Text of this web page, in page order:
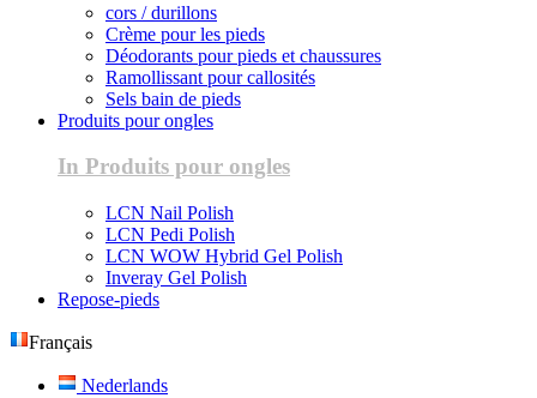
cors / durillons
Crème pour les pieds
Déodorants pour pieds et chaussures
Ramollissant pour callosités
Sels bain de pieds
Produits pour ongles
In Produits pour ongles
LCN Nail Polish
LCN Pedi Polish
LCN WOW Hybrid Gel Polish
Inveray Gel Polish
Repose-pieds
Français
Nederlands